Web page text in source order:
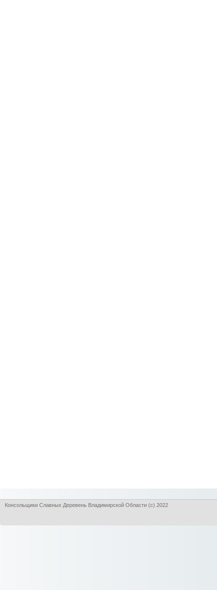
Консольщики Славных Деревень Владимирской Области (с) 2022